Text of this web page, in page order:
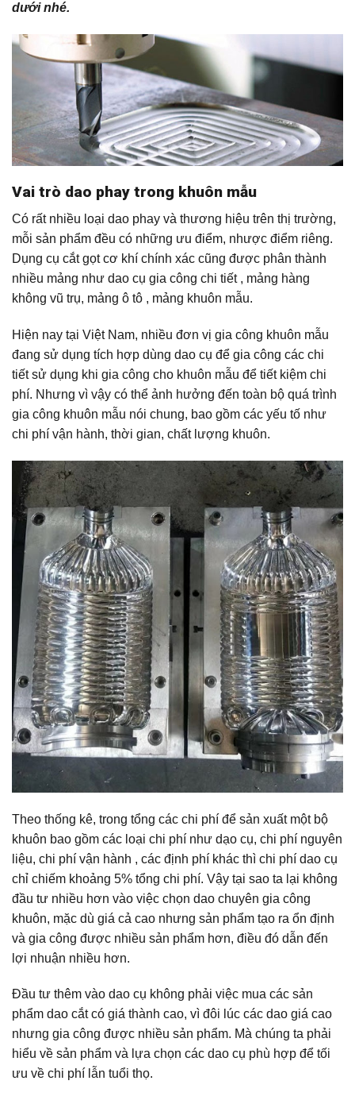
dưới nhé.
Vai trò dao phay trong khuôn mẫu
Có rất nhiều loại dao phay và thương hiệu trên thị trường,
mỗi sản phẩm đều có những ưu điểm, nhược điểm riêng.
Dụng cụ cắt gọt cơ khí chính xác cũng được phân thành
nhiều mảng như dao cụ gia công chi tiết , mảng hàng
không vũ trụ, mảng ô tô , mảng khuôn mẫu.
Hiện nay tại Việt Nam, nhiều đơn vị gia công khuôn mẫu
đang sử dụng tích hợp dùng dao cụ để gia công các chi
tiết sử dụng khi gia công cho khuôn mẫu để tiết kiệm chi
phí. Nhưng vì vậy có thể ảnh hưởng đến toàn bộ quá trình
gia công khuôn mẫu nói chung, bao gồm các yếu tố như
chi phí vận hành, thời gian, chất lượng khuôn.
Theo thống kê, trong tổng các chi phí để sản xuất một bộ
khuôn bao gồm các loại chi phí như dạo cụ, chi phí nguyên
liệu, chi phí vận hành , các định phí khác thì chi phí dao cụ
chỉ chiếm khoảng 5% tổng chi phí. Vậy tại sao ta lại không
đầu tư nhiều hơn vào việc chọn dao chuyên gia công
khuôn, mặc dù giá cả cao nhưng sản phẩm tạo ra ổn định
và gia công được nhiều sản phẩm hơn, điều đó dẫn đến
lợi nhuận nhiều hơn.
Đầu tư thêm vào dao cụ không phải việc mua các sản
phẩm dao cắt có giá thành cao, vì đôi lúc các dao giá cao
nhưng gia công được nhiều sản phẩm. Mà chúng ta phải
hiểu về sản phẩm và lựa chọn các dao cụ phù hợp để tối
ưu về chi phí lẫn tuổi thọ.